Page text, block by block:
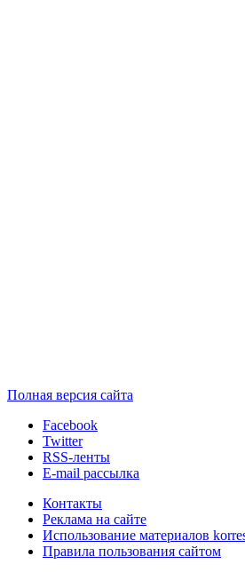
Полная версия сайта
Facebook
Twitter
RSS-ленты
E-mail рассылка
Контакты
Реклама на сайте
Использование материалов
Правила пользования сайтом